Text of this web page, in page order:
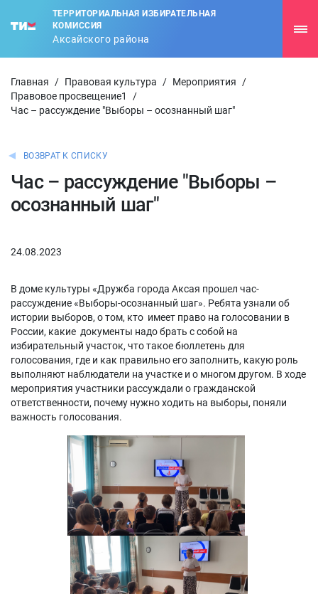
ТЕРРИТОРИАЛЬНАЯ ИЗБИРАТЕЛЬНАЯ
КОМИССИЯ
Аксайского района
Главная / Правовая культура / Мероприятия
/
Правовое просвещение1
/
Час – рассуждение "Выборы – осознанный шаг"
ВОЗВРАТ К СПИСКУ
Час – рассуждение "Выборы –
осознанный шаг"
24.08.2023
В доме культуры «Дружба города Аксая прошел час-
рассуждение «Выборы-осознанный шаг». Ребята узнали об
истории выборов, о том, кто имеет право на голосовании в
России, какие документы надо брать с собой на
избирательный участок, что такое бюллетень для
голосования, где и как правильно его заполнить, какую роль
выполняют наблюдатели на участке и о многом другом. В ходе
мероприятия участники рассуждали о гражданской
ответственности, почему нужно ходить на выборы, поняли
важность голосования.